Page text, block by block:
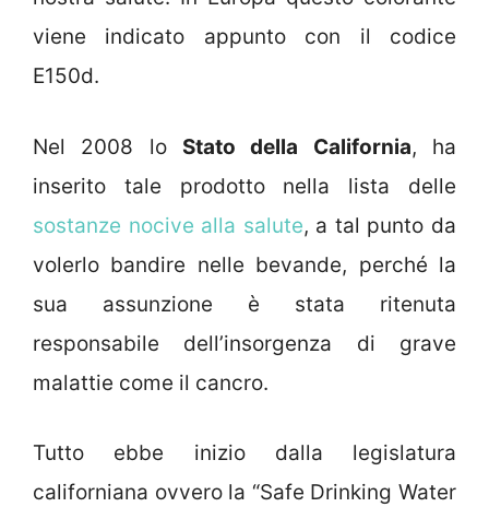
viene indicato appunto con il codice
E150d.
Nel 2008 lo Stato della California, ha
inserito tale prodotto nella lista delle
sostanze nocive alla salute, a tal punto da
volerlo bandire nelle bevande, perché la
sua assunzione è stata ritenuta
responsabile dell’insorgenza di grave
malattie come il cancro.
Tutto ebbe inizio dalla legislatura
californiana ovvero la “Safe Drinking Water